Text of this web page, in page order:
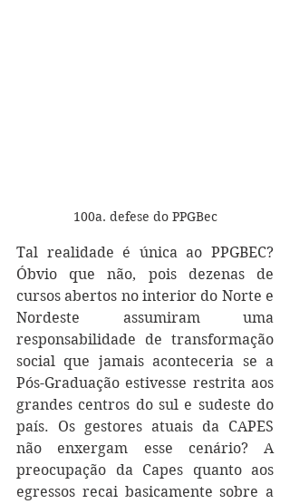
100a. defese do PPGBec
Tal realidade é única ao PPGBEC?
Óbvio que não, pois dezenas de
cursos abertos no interior do Norte e
Nordeste assumiram uma
responsabilidade de transformação
social que jamais aconteceria se a
Pós-Graduação estivesse restrita aos
grandes centros do sul e sudeste do
país. Os gestores atuais da CAPES
não enxergam esse cenário? A
preocupação da Capes quanto aos
egressos recai basicamente sobre a